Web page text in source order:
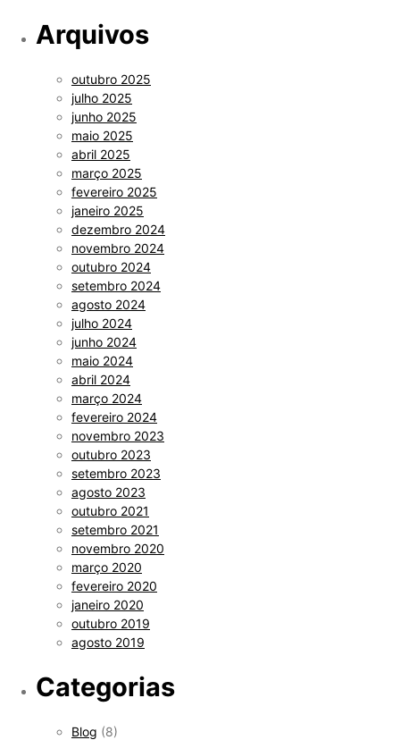
Arquivos
outubro 2025
julho 2025
junho 2025
maio 2025
abril 2025
março 2025
fevereiro 2025
janeiro 2025
dezembro 2024
novembro 2024
outubro 2024
setembro 2024
agosto 2024
julho 2024
junho 2024
maio 2024
abril 2024
março 2024
fevereiro 2024
novembro 2023
outubro 2023
setembro 2023
agosto 2023
outubro 2021
setembro 2021
novembro 2020
março 2020
fevereiro 2020
janeiro 2020
outubro 2019
agosto 2019
Categorias
Blog (8)